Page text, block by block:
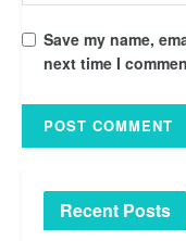
Save my name,
next time I
Recent Posts